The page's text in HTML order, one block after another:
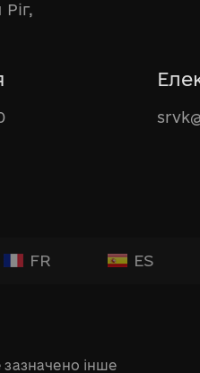
FR ES
інше